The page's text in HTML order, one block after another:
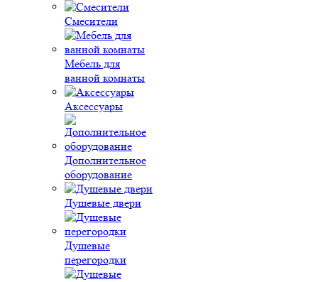
Смесители
Мебель для
ванной комнаты
Аксессуары
Дополнительное
оборудование
Душевые двери
Душевые
перегородки